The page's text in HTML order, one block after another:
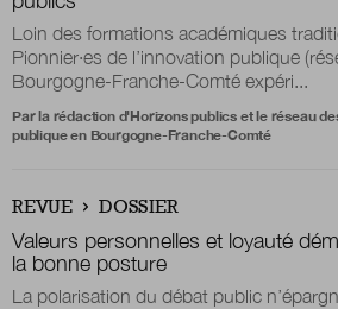
Loin des formations académiques
Pionnier·es de l’innovation publique
Bourgogne-Franche-Comté expéri...
Par la rédaction d'Horizons publics et le réseau
publique en Bourgogne-Franche-Comté
REVUE DOSSIER
Valeurs personnelles et loyauté
la bonne posture
La polarisation du débat public